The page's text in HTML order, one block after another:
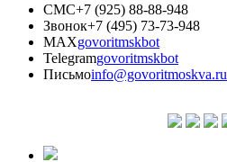
СМС+7 (925) 88-88-948
Звонок+7 (495) 73-73-948
MAXgovoritmskbot
Telegramgovoritmskbot
Письмоinfo@govoritmoskva.ru